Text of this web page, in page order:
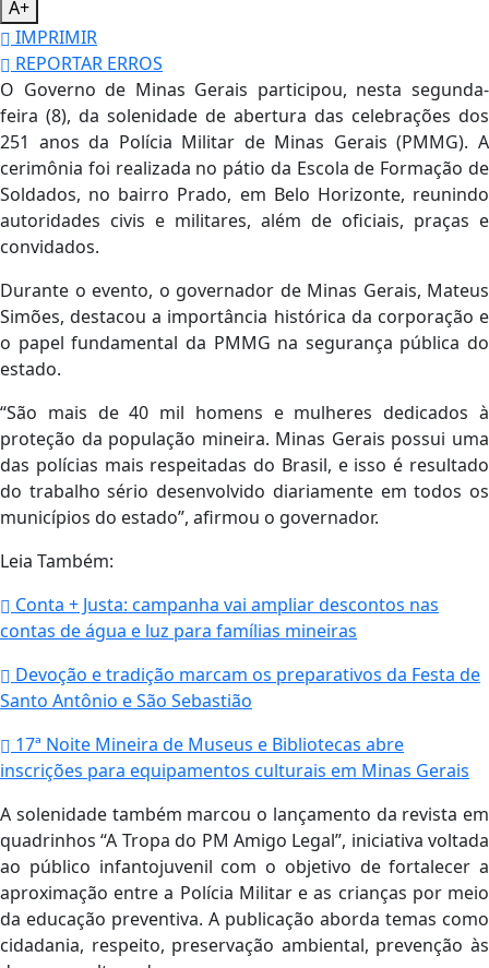
A+
IMPRIMIR
REPORTAR ERROS
O Governo de Minas Gerais participou, nesta segunda-
feira (8), da solenidade de abertura das celebrações dos
251 anos da Polícia Militar de Minas Gerais (PMMG). A
cerimônia foi realizada no pátio da Escola de Formação de
Soldados, no bairro Prado, em Belo Horizonte, reunindo
autoridades civis e militares, além de oficiais, praças e
convidados.
Durante o evento, o governador de Minas Gerais, Mateus
Simões, destacou a importância histórica da corporação e
o papel fundamental da PMMG na segurança pública do
estado.
“São mais de 40 mil homens e mulheres dedicados à
proteção da população mineira. Minas Gerais possui uma
das polícias mais respeitadas do Brasil, e isso é resultado
do trabalho sério desenvolvido diariamente em todos os
municípios do estado”, afirmou o governador.
Leia Também:
Conta + Justa: campanha vai ampliar descontos nas
contas de água e luz para famílias mineiras
Devoção e tradição marcam os preparativos da Festa de
Santo Antônio e São Sebastião
17ª Noite Mineira de Museus e Bibliotecas abre
inscrições para equipamentos culturais em Minas Gerais
A solenidade também marcou o lançamento da revista em
quadrinhos“A Tropa do PM Amigo Legal”, iniciativa voltada
ao público infantojuvenil com o objetivo de fortalecer a
aproximação entre a Polícia Militar e as crianças por meio
da educação preventiva. A publicação aborda temas como
cidadania, respeito, preservação ambiental, prevenção às